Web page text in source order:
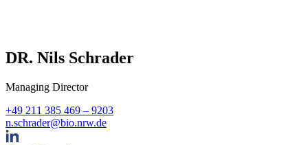
DR. Nils Schrader
Managing Director
+49 211 385 469 – 9203
n.schrader@bio.nrw.de